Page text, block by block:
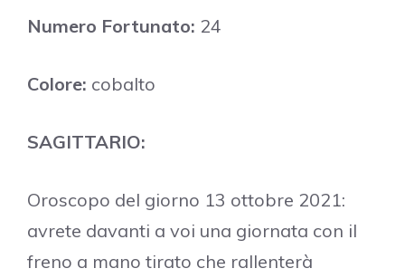
Numero Fortunato: 24
Colore: cobalto
SAGITTARIO:
Oroscopo del giorno 13 ottobre 2021:
avrete davanti a voi una giornata con il
freno a mano tirato che rallenterà